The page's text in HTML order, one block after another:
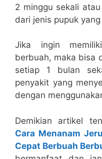
2 minggu sekali
dari jenis pupuk
Jika ingin
berbuah, maka bisa
setiap 1 bulan
penyakit yang
dengan
Demikian artikel
Cara Menanam
Cepat Berbuah